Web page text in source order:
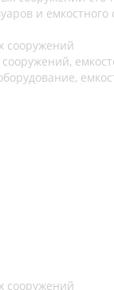
и емкостного
сооружений
сооружений